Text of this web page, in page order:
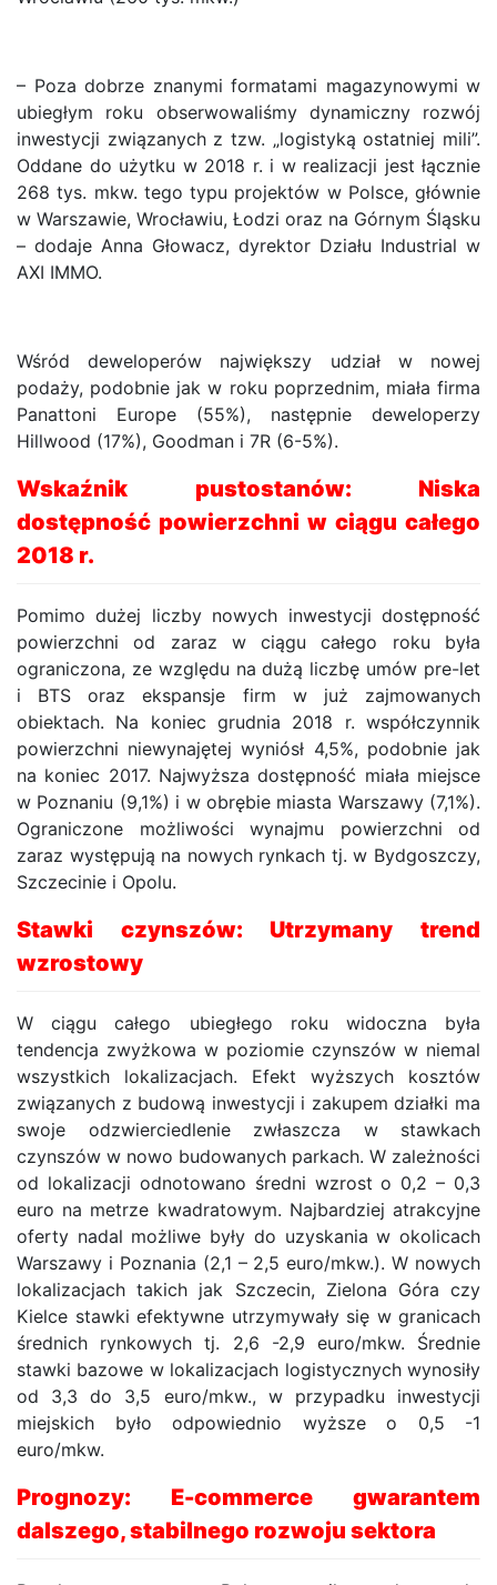
– Poza dobrze znanymi formatami magazynowymi w
ubiegłym roku obserwowaliśmy dynamiczny rozwój
inwestycji związanych z tzw. „logistyką ostatniej mili”.
Oddane do użytku w 2018 r. i w realizacji jest łącznie
268 tys. mkw. tego typu projektów w Polsce, głównie
w Warszawie, Wrocławiu, Łodzi oraz na Górnym Śląsku
– dodaje Anna Głowacz, dyrektor Działu Industrial w
AXI IMMO.
Wśród deweloperów największy udział w nowej
podaży, podobnie jak w roku poprzednim, miała firma
Panattoni Europe (55%), następnie deweloperzy
Hillwood (17%), Goodman i 7R (6-5%).
Wskaźnik pustostanów: Niska
dostępność powierzchni w ciągu całego
2018 r.
Pomimo dużej liczby nowych inwestycji dostępność
powierzchni od zaraz w ciągu całego roku była
ograniczona, ze względu na dużą liczbę umów pre-let
i BTS oraz ekspansje firm w już zajmowanych
obiektach. Na koniec grudnia 2018 r. współczynnik
powierzchni niewynajętej wyniósł 4,5%, podobnie jak
na koniec 2017. Najwyższa dostępność miała miejsce
w Poznaniu (9,1%) i w obrębie miasta Warszawy (7,1%).
Ograniczone możliwości wynajmu powierzchni od
zaraz występują na nowych rynkach tj. w Bydgoszczy,
Szczecinie i Opolu.
Stawki czynszów: Utrzymany trend
wzrostowy
W ciągu całego ubiegłego roku widoczna była
tendencja zwyżkowa w poziomie czynszów w niemal
wszystkich lokalizacjach. Efekt wyższych kosztów
związanych z budową inwestycji i zakupem działki ma
swoje odzwierciedlenie zwłaszcza w stawkach
czynszów w nowo budowanych parkach. W zależności
od lokalizacji odnotowano średni wzrost o 0,2 – 0,3
euro na metrze kwadratowym. Najbardziej atrakcyjne
oferty nadal możliwe były do uzyskania w okolicach
Warszawy i Poznania (2,1 – 2,5 euro/mkw.). W nowych
lokalizacjach takich jak Szczecin, Zielona Góra czy
Kielce stawki efektywne utrzymywały się w granicach
średnich rynkowych tj. 2,6 -2,9 euro/mkw. Średnie
stawki bazowe w lokalizacjach logistycznych wynosiły
od 3,3 do 3,5 euro/mkw., w przypadku inwestycji
miejskich było odpowiednio wyższe o 0,5 -1
euro/mkw.
Prognozy: E-commerce gwarantem
dalszego, stabilnego rozwoju sektora